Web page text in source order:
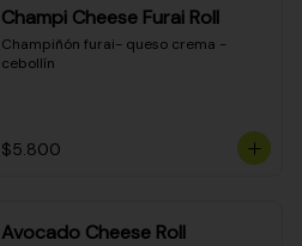
Champi Cheese Furai Roll
Champiñón furai- queso crema -
cebollín
$5.800
Avocado Cheese Roll